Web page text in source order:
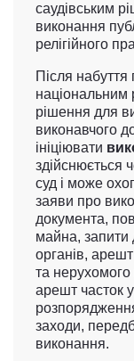
саудівським
виконання
релігійного
Після набуття
національним
рішення для
виконавчого
ініціювати
здійснюється
суд і може
заяви про
документа,
майна, запити
органів,
та
арешт часток
заходи,
виконання.